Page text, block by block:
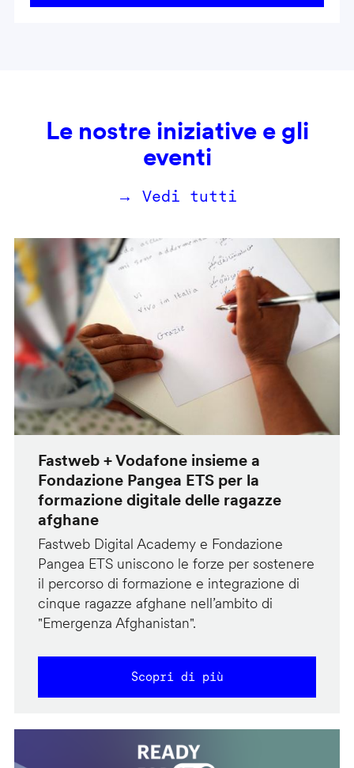
Le nostre iniziative e gli
eventi
→ Vedi tutti
Fastweb + Vodafone insieme a
Fondazione Pangea ETS per la
formazione digitale delle ragazze
afghane
Fastweb Digital Academy e Fondazione
Pangea ETS uniscono le forze per sostenere
il percorso di formazione e integrazione di
cinque ragazze afghane nell’ambito di
"Emergenza Afghanistan".
Scopri di più